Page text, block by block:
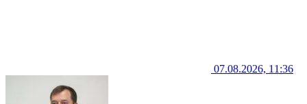
07.08.2026, 11:36